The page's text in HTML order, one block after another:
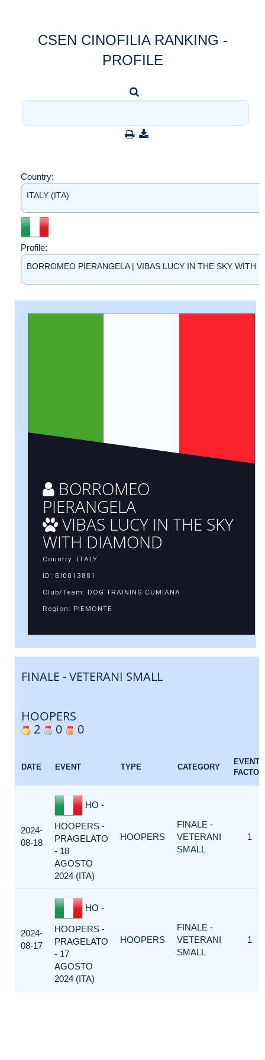
CSEN CINOFILIA RANKING -
PROFILE
Country:
ITALY (ITA)
Profile:
BORROMEO PIERANGELA | VIBAS LUCY IN THE SKY WITH
BORROMEO
PIERANGELA
VIBAS LUCY IN THE SKY
WITH DIAMOND
Country: ITALY
ID: BI0013881
Club/Team: DOG TRAINING CUMIANA
Region: PIEMONTE
FINALE - VETERANI SMALL
HOOPERS
2
0 0
DATE EVENT TYPE CATEGORY
EVENT
FACTOR
2024-
08-18
HO -
HOOPERS -
PRAGELATO
- 18
AGOSTO
2024 (ITA)
HOOPERS
FINALE -
VETERANI
SMALL
1
2024-
08-17
HO -
HOOPERS -
PRAGELATO
- 17
AGOSTO
2024 (ITA)
HOOPERS
FINALE -
VETERANI
SMALL
1